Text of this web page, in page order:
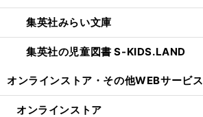
集英社みらい文庫
集英社の児童図書 S-KIDS.LAND
オンラインストア・ その他WEBサービス
オンラインストア